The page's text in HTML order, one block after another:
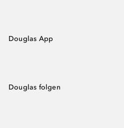
Douglas App
Douglas folgen